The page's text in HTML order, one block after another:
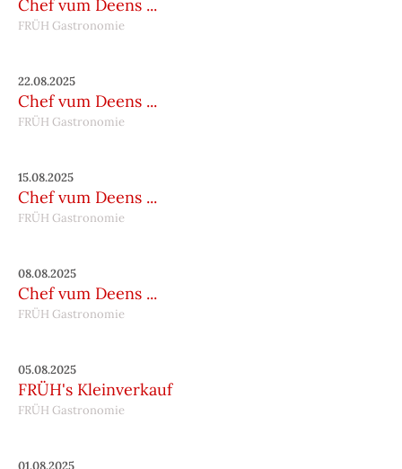
Chef vum Deens ...
FRÜH Gastronomie
22.08.2025
Chef vum Deens ...
FRÜH Gastronomie
15.08.2025
Chef vum Deens ...
FRÜH Gastronomie
08.08.2025
Chef vum Deens ...
FRÜH Gastronomie
05.08.2025
FRÜH's Kleinverkauf
FRÜH Gastronomie
01.08.2025